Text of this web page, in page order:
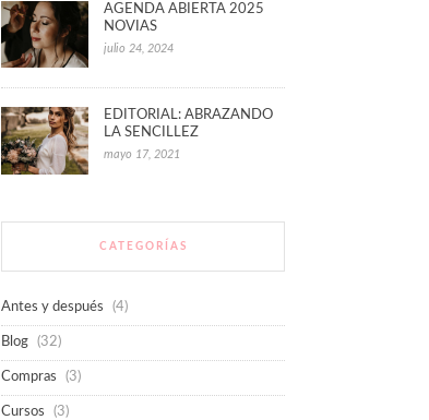
AGENDA ABIERTA 2025
NOVIAS
julio 24, 2024
EDITORIAL: ABRAZANDO
LA SENCILLEZ
mayo 17, 2021
CATEGORÍAS
Antes y después (4)
Blog (32)
Compras (3)
Cursos (3)